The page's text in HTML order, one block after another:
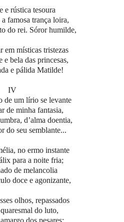
e rústica tesoura
famosa trança loira,
do rei. Sóror humilde,
em místicas tristezas
e bela das princesas,
e pálida Matilde!
IV
de um lírio se levante
de minha fantasia,
d’alma doentia,
do seu semblante...
no ermo instante
para a noite fria;
de melancolia
doce e agonizante,
olhos, repassados
do luto,
dos pesares;